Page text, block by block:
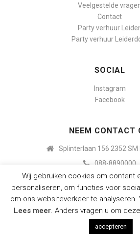
Veelgestelde
Contact
Party verhuur
Party verhuur
SOCIAL
Instagram
Facebook
NEEM CONTACT
Splinterlaan 156 2352 SM
088-8890000
© Budget Party Verhuur Leiderdorp |
Wij gebruiken cookies om content
personaliseren, om functies voor
om ons websiteverkeer te
Lees meer. Anders vragen u om
accepteren